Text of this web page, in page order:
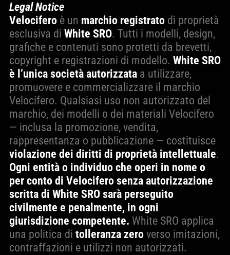
Legal Notice
Velocifero è un marchio registrato di proprietà
esclusiva di White SRO. Tutti i modelli, design,
grafiche e contenuti sono protetti da brevetti,
copyright e registrazioni di modello. White SRO
è l’unica società autorizzataa utilizzare,
promuovere e commercializzare il marchio
Velocifero. Qualsiasi uso non autorizzato del
marchio, dei modelli o dei materiali Velocifero
— inclusa la promozione, vendita,
rappresentanza o pubblicazione — costituisce
violazione dei diritti di proprietà intellettuale.
Ogni entità o individuo che operi in nome o
per conto di Velocifero senza autorizzazione
scritta di White SRO sarà perseguito
civilmente e penalmente, in ogni
giurisdizione competente. White SRO applica
una politica di tolleranza zero verso imitazioni,
contraffazioni e utilizzi non autorizzati.